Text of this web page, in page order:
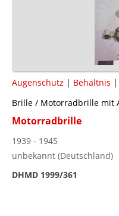
Augenschutz | Behältnis |
Brille / Motorradbrille mit
Motorradbrille
1939 - 1945
unbekannt (Deutschland)
DHMD 1999/361